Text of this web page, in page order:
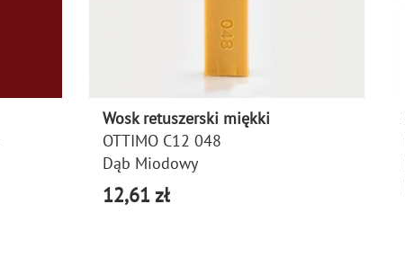
Wosk retuszerski miękki
OTTIMO C12 048
Dąb Miodowy
12,61 zł